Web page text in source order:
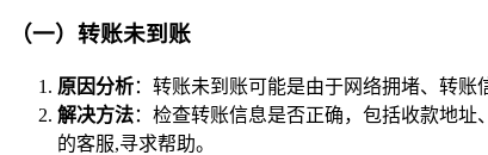
（一）转账未到账
原因分析：转账未到账可能是由于网络拥堵、转账
解决方法：检查转账信息是否正确，包括收款地
的客服,寻求帮助。